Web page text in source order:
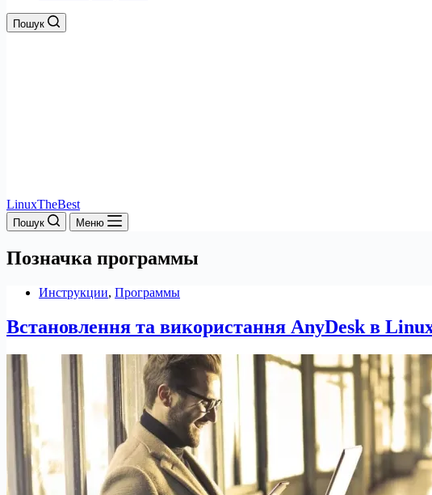
Пошук
LinuxTheBest
Пошук Меню
Позначка программы
Инструкции, Программы
Встановлення та використання AnyDesk в